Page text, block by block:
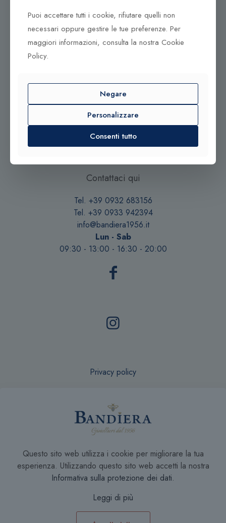
© 2025 Gioielleria Bandiera
P.IVA:01235880885 | Sito realizzato da
Contattaci qui
Tel. +39 0932 683156
Tel. +39 0933 942394
info@bandiera1956.it
Lun - Sab
09:30 - 13:00 - 16:30 - 20:00
Privacy policy
Recesso online
Condizioni di Vendita
Questo sito web utilizza i cookie per migliorare la tua
esperienza. Utilizzando questo sito web accetti la nostra
Informativa sulla protezione dei dati.
Leggi di più
Puoi accettare tutti i cookie, rifiutare quelli non
necessari oppure gestire le tue preferenze. Per
maggiori informazioni, consulta la nostra Cookie
Policy.
Negare
Personalizzare
Consenti tutto